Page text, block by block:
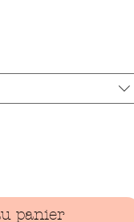
panier